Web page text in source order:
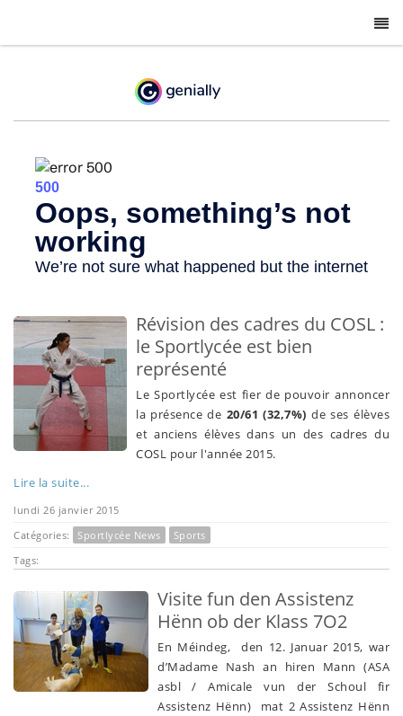
Révision des cadres du COSL :
le Sportlycée est bien
représenté
Le Sportlycée est fier de pouvoir annoncer
la présence de 20/61 (32,7%)de ses élèves
et anciens élèves dans un des cadres du
COSL pour l'année 2015.
Lire la suite...
lundi 26 janvier 2015
Catégories:
Sportlycée News
Sports
Tags:
Visite fun den Assistenz
Hënn ob der Klass 7O2
En Méindeg, den 12. Januar 2015, war
d’Madame Nash an hiren Mann (ASA
asbl / Amicale vun der Schoul fir
Assistenz Hënn) mat 2 Assistenz Hënn